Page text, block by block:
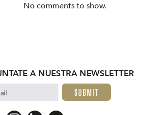
No comments to show.
A NUESTRA NEWSLETTER